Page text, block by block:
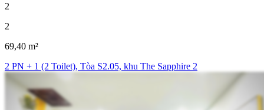
2
2
69,40 m²
2 PN + 1 (2 Toilet), Tòa S2.05, khu The Sapphire 2